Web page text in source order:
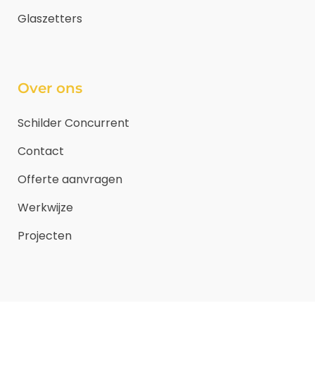
Glaszetters
Over ons
Schilder Concurrent
Contact
Offerte aanvragen
Werkwijze
Projecten